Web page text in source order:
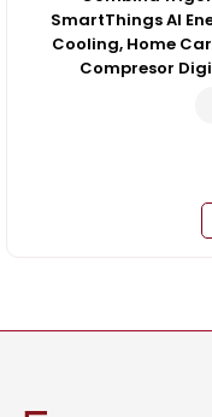
SmartThings AI
Cooling, Home
Compresor